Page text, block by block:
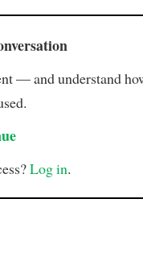
— and understand
Log in.